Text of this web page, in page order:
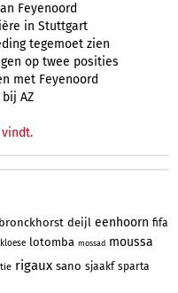
Feyenoord
in Stuttgart
tegemoet zien
op twee posities
met Feyenoord
AZ
bronckhorst deijl eenhoorn fifa
kloese lotomba mossad moussa
rigaux sano sjaakf sparta